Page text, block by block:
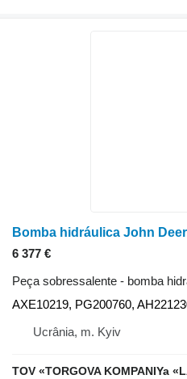
6 377 €
Peça sobressalente - bomba
AXE10219, PG200760,
Ucrânia, m. Kyiv
TOV «TORGOVA KOMPANIYa